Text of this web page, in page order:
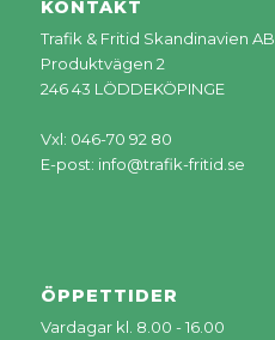
KONTAKT
Trafik & Fritid Skandinavien AB
Produktvägen 2
246 43 LÖDDEKÖPINGE
Vxl: 046-70 92 80
E-post: info@trafik-fritid.se
ÖPPETTIDER
Vardagar kl. 8.00 - 16.00